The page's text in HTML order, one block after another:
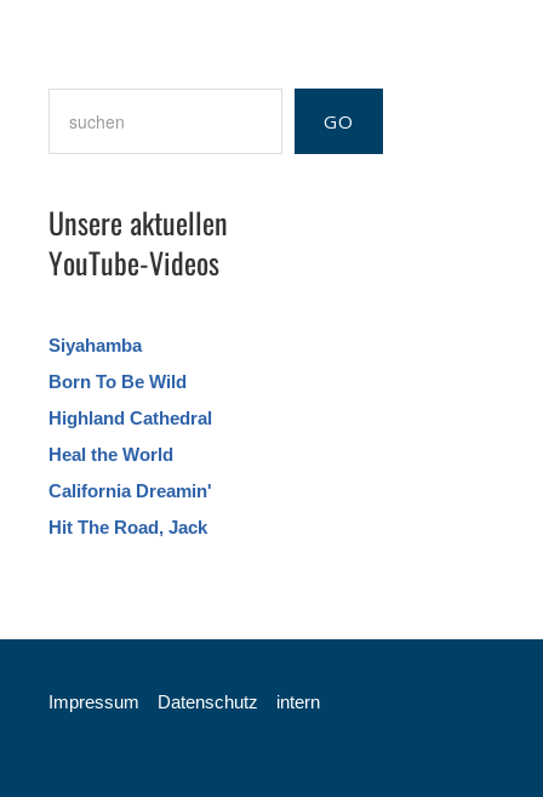
GO
Unsere aktuellen
YouTube-Videos
Siyahamba
Born To Be Wild
Highland Cathedral
Heal the World
California Dreamin'
Hit The Road, Jack
Impressum Datenschutz intern